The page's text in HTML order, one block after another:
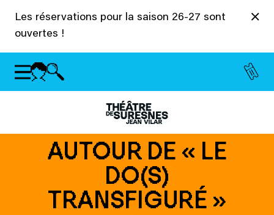
Les réservations pour la saison 26-27 sont
ouvertes !
AUTOUR DE « LE
DO(S)
TRANSFIGURÉ »